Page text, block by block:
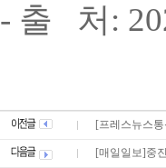
- 출 처:
[프레스뉴스
[매일일보]중